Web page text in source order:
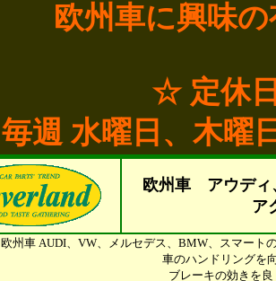
欧州車に興味
☆ 定休
毎週 水曜日、木曜
欧州車 アウディ
ア
欧州車 AUDI、VW、メルセデス、BMW、スマート
車のハンドリングを
ブレーキの効きを